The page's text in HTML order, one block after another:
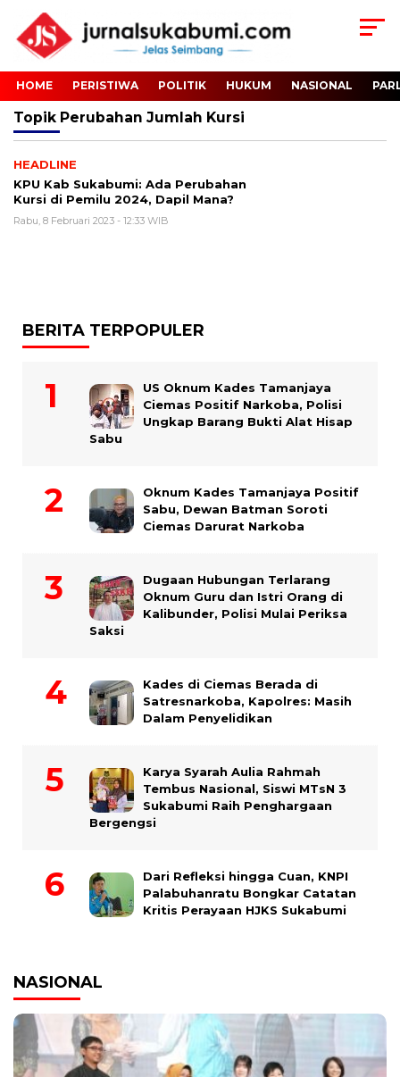
HOME PERISTIWA POLITIK HUKUM NASIONAL
Topik Perubahan Jumlah Kursi
HEADLINE
KPU Kab Sukabumi: Ada Perubahan
Kursi di Pemilu 2024, Dapil Mana?
Rabu, 8 Februari 2023 - 12:33 WIB
BERITA TERPOPULER
US Oknum Kades Tamanjaya
Ciemas Positif Narkoba, Polisi
Ungkap Barang Bukti Alat Hisap
Sabu
Oknum Kades Tamanjaya Positif
Sabu, Dewan Batman Soroti
Ciemas Darurat Narkoba
Dugaan Hubungan Terlarang
Oknum Guru dan Istri Orang di
Kalibunder, Polisi Mulai Periksa
Saksi
Kades di Ciemas Berada di
Satresnarkoba, Kapolres: Masih
Dalam Penyelidikan
Karya Syarah Aulia Rahmah
Tembus Nasional, Siswi MTsN 3
Sukabumi Raih Penghargaan
Bergengsi
Dari Refleksi hingga Cuan, KNPI
Palabuhanratu Bongkar Catatan
Kritis Perayaan HJKS Sukabumi
NASIONAL